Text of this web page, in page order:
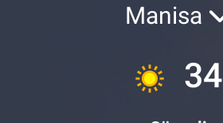
Manisa
34